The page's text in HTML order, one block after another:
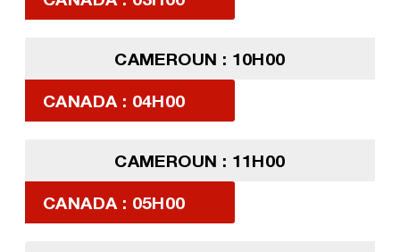
CAMEROUN : 10H00
CANADA : 04H00
CAMEROUN : 11H00
CANADA : 05H00